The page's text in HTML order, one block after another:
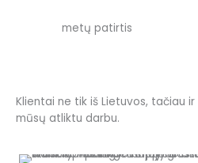
metų patirtis
Klientai ne tik iš Lietuvos, tačiau
mūsų atliktu darbu.